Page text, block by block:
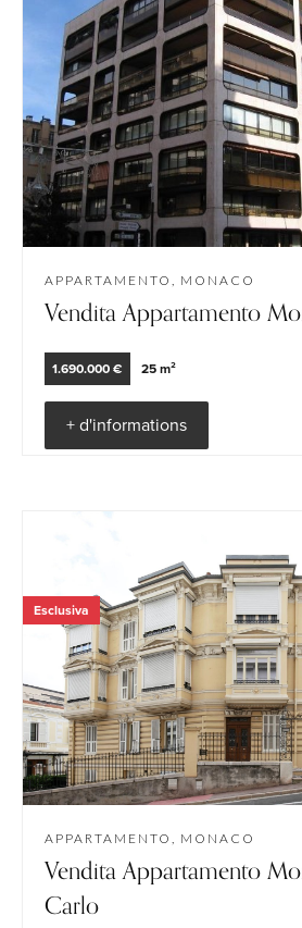
APPARTAMENTO, MONACO
Vendita Appartamento
1.690.000 € 25 m²
+ d'informations
APPARTAMENTO, MONACO
Vendita Appartamento
Carlo
Esclusiva